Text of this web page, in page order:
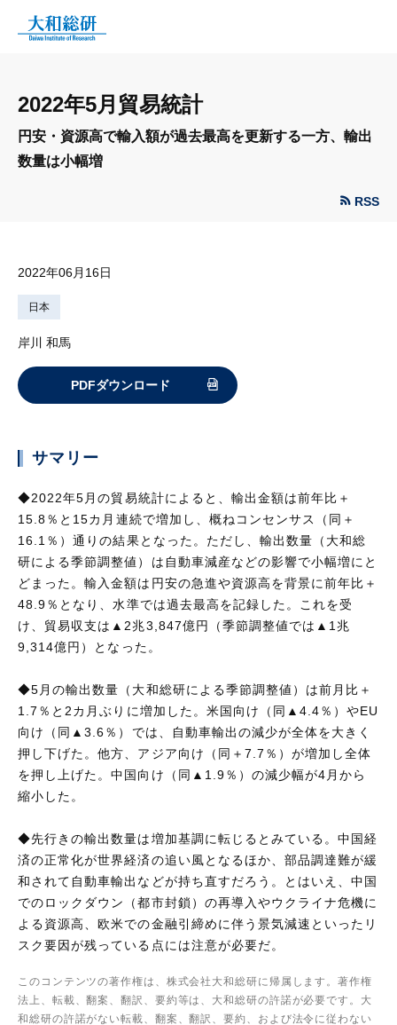
2022年5月貿易統計
円安・資源高で輸入額が過去最高を更新する一方、輸出
数量は小幅増
RSS
2022年06月16日
日本
岸川 和馬
PDFダウンロード
サマリー
◆2022年5月の貿易統計によると、輸出金額は前年比＋
15.8％と15カ月連続で増加し、概ねコンセンサス（同＋
16.1％）通りの結果となった。ただし、輸出数量（大和総
研による季節調整値）は自動車減産などの影響で小幅増にと
どまった。輸入金額は円安の急進や資源高を背景に前年比＋
48.9％となり、水準では過去最高を記録した。これを受
け、貿易収支は▲2兆3,847億円（季節調整値では▲1兆
9,314億円）となった。
◆5月の輸出数量（大和総研による季節調整値）は前月比＋
1.7％と2カ月ぶりに増加した。米国向け（同▲4.4％）やEU
向け（同▲3.6％）では、自動車輸出の減少が全体を大きく
押し下げた。他方、アジア向け（同＋7.7％）が増加し全体
を押し上げた。中国向け（同▲1.9％）の減少幅が4月から
縮小した。
◆先行きの輸出数量は増加基調に転じるとみている。中国経
済の正常化が世界経済の追い風となるほか、部品調達難が緩
和されて自動車輸出などが持ち直すだろう。とはいえ、中国
でのロックダウン（都市封鎖）の再導入やウクライナ危機に
よる資源高、欧米での金融引締めに伴う景気減速といったリ
スク要因が残っている点には注意が必要だ。
このコンテンツの著作権は、株式会社大和総研に帰属します。著作権
法上、転載、翻案、翻訳、要約等は、大和総研の許諾が必要です。大
和総研の許諾がない転載、翻案、翻訳、要約、および法令に従わない